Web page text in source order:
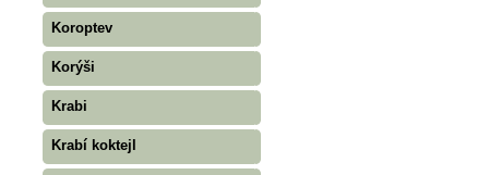
Koroptev
Korýši
Krabi
Krabí koktejl